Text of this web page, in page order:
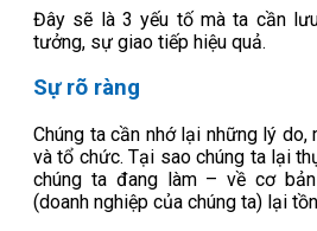
Đây sẽ là 3 yếu tố mà ta cần
tưởng, sự giao tiếp hiệu quả.
Sự rõ ràng
Chúng ta cần nhớ lại những lý do,
và tổ chức. Tại sao chúng ta lại
chúng ta đang làm – về cơ
(doanh nghiệp của chúng ta) lại